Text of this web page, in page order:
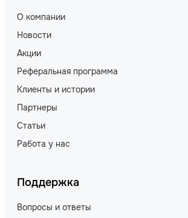
О компании
Новости
Акции
Реферальная программа
Клиенты и истории
Партнеры
Статьи
Работа у нас
Поддержка
Вопросы и ответы